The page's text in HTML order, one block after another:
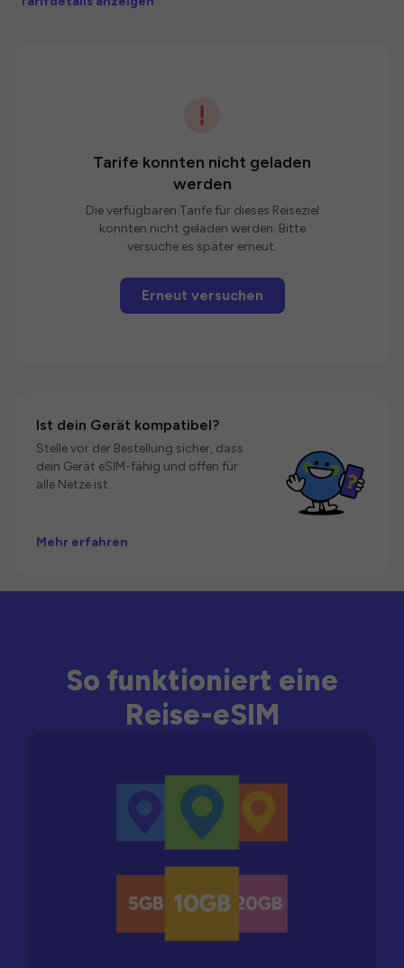
Tarife konnten nicht geladen
werden
Die verfügbaren Tarife für dieses Reiseziel
konnten nicht geladen werden. Bitte
versuche es später erneut.
Erneut versuchen
Ist dein Gerät kompatibel?
Stelle vor der Bestellung sicher, dass
dein Gerät eSIM-fähig und offen für
alle Netze ist.
Mehr erfahren
So funktioniert eine
Reise-eSIM